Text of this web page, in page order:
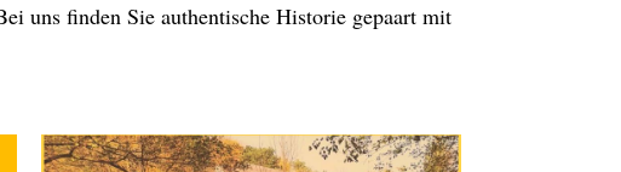
uns finden Sie authentische Historie gepaart mit